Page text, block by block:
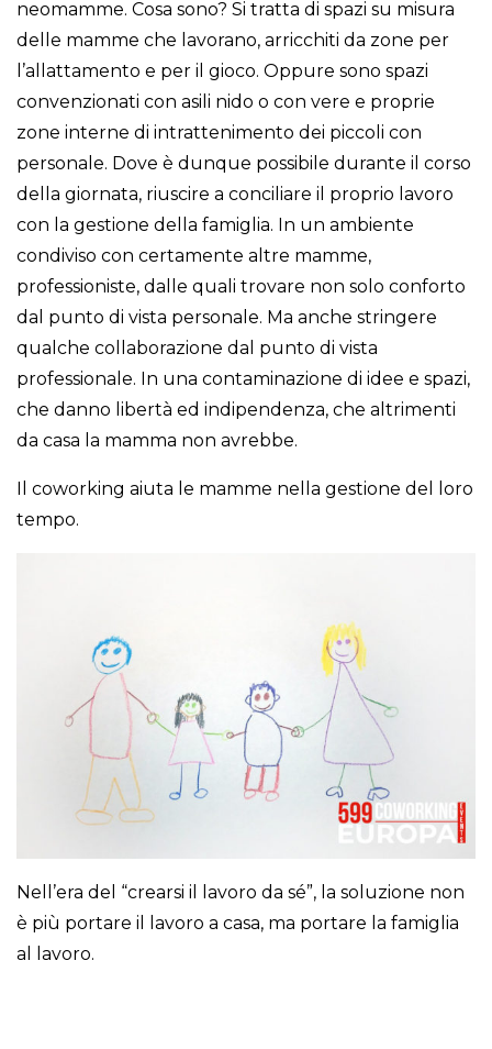
neomamme. Cosa sono? Si tratta di spazi su misura
delle mamme che lavorano, arricchiti da zone per
l’allattamento e per il gioco. Oppure sono spazi
convenzionati con asili nido o con vere e proprie
zone interne di intrattenimento dei piccoli con
personale. Dove è dunque possibile durante il corso
della giornata, riuscire a conciliare il proprio lavoro
con la gestione della famiglia. In un ambiente
condiviso con certamente altre mamme,
professioniste, dalle quali trovare non solo conforto
dal punto di vista personale. Ma anche stringere
qualche collaborazione dal punto di vista
professionale. In una contaminazione di idee e spazi,
che danno libertà ed indipendenza, che altrimenti
da casa la mamma non avrebbe.
Il coworking aiuta le mamme nella gestione del loro
tempo.
Nell’era del “crearsi il lavoro da sé”, la soluzione non
è più portare il lavoro a casa, ma portare la famiglia
al lavoro.